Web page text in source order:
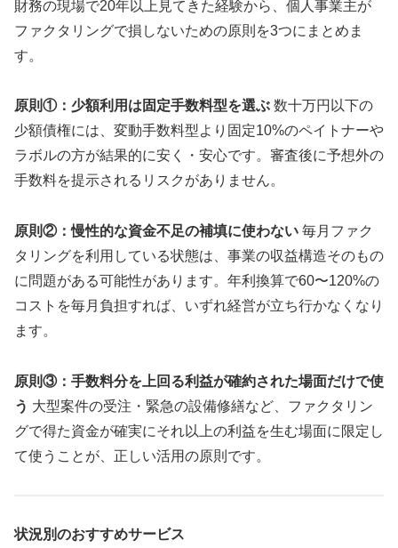
財務の現場で20年以上見てきた経験から、個人事業主が
ファクタリングで損しないための原則を3つにまとめま
す。
原則①：少額利用は固定手数料型を選ぶ 数十万円以下の
少額債権には、変動手数料型より固定10%のペイトナーや
ラボルの方が結果的に安く・安心です。審査後に予想外の
手数料を提示されるリスクがありません。
原則②：慢性的な資金不足の補填に使わない 毎月ファク
タリングを利用している状態は、事業の収益構造そのもの
に問題がある可能性があります。年利換算で60〜120%の
コストを毎月負担すれば、いずれ経営が立ち行かなくなり
ます。
原則③：手数料分を上回る利益が確約された場面だけで使
う 大型案件の受注・緊急の設備修繕など、ファクタリン
グで得た資金が確実にそれ以上の利益を生む場面に限定し
て使うことが、正しい活用の原則です。
状況別のおすすめサービス